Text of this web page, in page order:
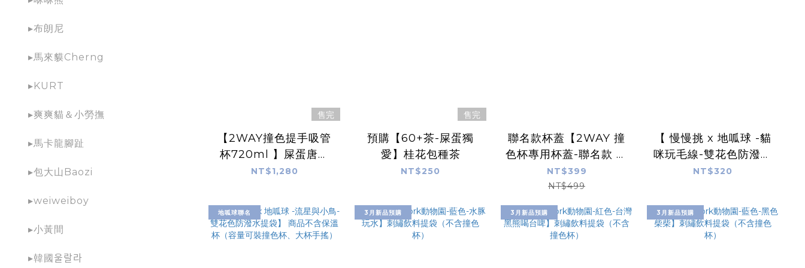
▸布朗尼
▸馬來貘Cherng
▸KURT
▸爽爽貓＆小勞撫
▸馬卡龍腳趾
▸包大山Baozi
▸weiweiboy
▸小黃間
▸韓國울랄라
售完
【2WAY撞色提手吸管
杯720ml 】屎蛋唐尼
TonyStan聯名款
NT$1,280
售完
預購【60+茶-屎蛋獨
愛】桂花包種茶
NT$250
聯名款杯蓋【2WAY 撞
色杯專用杯蓋-聯名款 】
KurtWu愛心人＋杏仁
茶白灰杯蓋
NT$399
NT$499
【 慢慢挑 x 地呱球 -貓
咪玩毛線-雙花色防潑水
提袋】 商品不含保溫杯
杯手搖）
NT$320
地呱球聯名 3月新品預購 3月新品預購 3月新品預購